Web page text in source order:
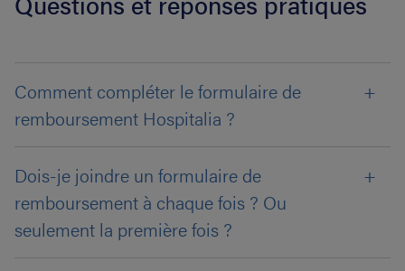
Comment compléter le formulaire de
remboursement Hospitalia ?
Dois-je joindre un formulaire de
remboursement à chaque fois ? Ou
seulement la première fois ?